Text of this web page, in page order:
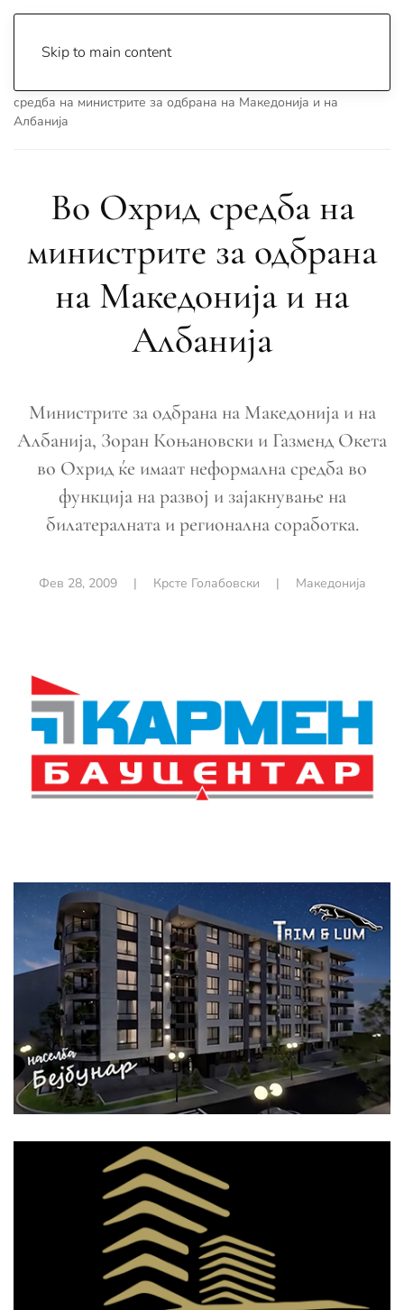
Skip to main content
средба на министрите за одбрана на Македонија и на
Албанија
Во Охрид средба на
министрите за одбрана
на Македонија и на
Албанија
Министрите за одбрана на Македонија и на
Албанија, Зоран Коњановски и Газменд Окета
во Охрид ќе имаат неформална средба во
функција на развој и зајакнување на
билатералната и регионална соработка.
Фев 28, 2009| Крсте Голабовски | Македонија